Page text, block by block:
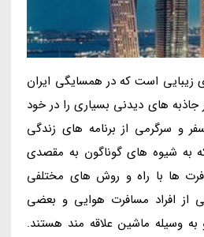
زیبایی است که در همسایگی ایران
جاذبه های دیدنی بسیاری را در خود
و سرگرمی از برنامه های زندگی
به شیوه های گوناگون به مقصدی
ها با راه و روش های مختلفی
از افراد مسافرت هوایی و بعضی
وسیله ماشین علاقه مند هستند.